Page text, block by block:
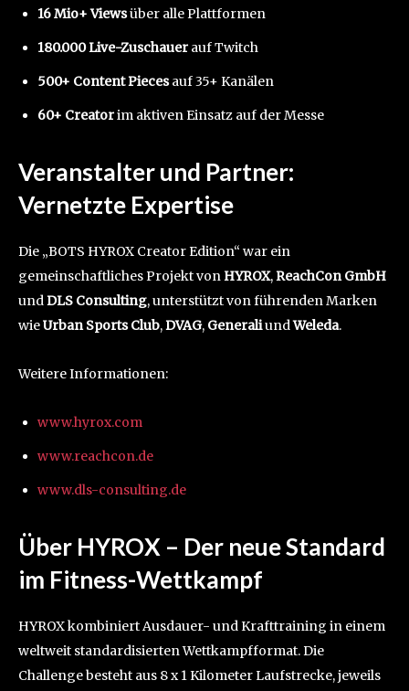
16 Mio+ Viewsüber alle Plattformen
180.000 Live-Zuschauer auf Twitch
500+ Content Piecesauf 35+ Kanälen
60+ Creatorim aktiven Einsatz auf der Messe
Veranstalter und Partner:
Vernetzte Expertise
Die „BOTS HYROX Creator Edition“ war ein
gemeinschaftliches Projekt vonHYROX,ReachCon GmbH
undDLS Consulting, unterstützt von führenden Marken
wieUrban Sports Club,DVAG, GeneraliundWeleda.
Weitere Informationen:
www.hyrox.com
www.reachcon.de
www.dls-consulting.de
Über HYROX – Der neue Standard
im Fitness-Wettkampf
HYROX kombiniert Ausdauer- und Krafttraining in einem
weltweit standardisierten Wettkampfformat. Die
Challenge besteht aus 8 x 1 Kilometer Laufstrecke, jeweils